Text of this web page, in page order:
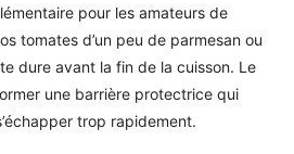
pour les amateurs de
tomates d’un peu de parmesan ou
dure avant la fin de la cuisson. Le
une barrière protectrice qui
trop rapidement.